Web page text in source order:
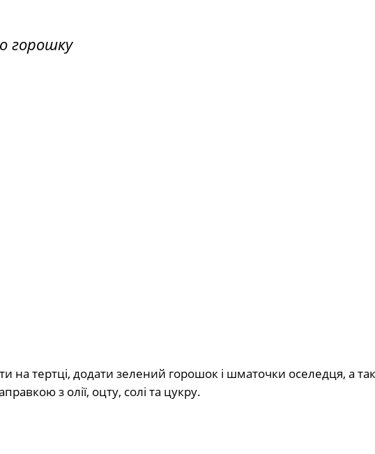
горошку
на тертці, додати зелений горошок і шматочки оселедця, а
з олії, оцту, солі та цукру.